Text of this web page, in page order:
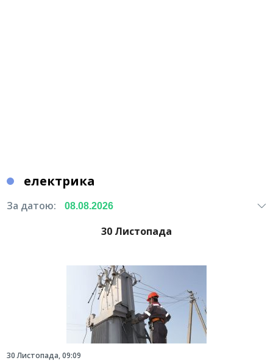
електрика
За датою:
30 Листопада
30 Листопада, 09:09